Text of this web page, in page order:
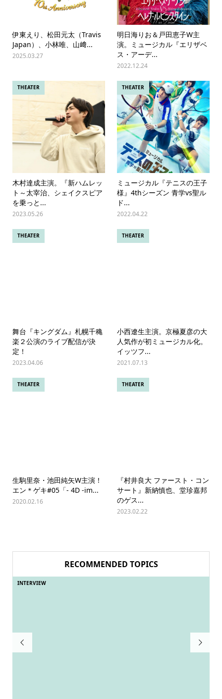
伊東えり、松田元太（Travis
Japan）、小林唯、山﨑...
2025.03.27
明日海りお＆戸田恵子W主
演。ミュージカル『エリザベ
ス・アーデ...
2022.12.24
THEATER
木村達成主演。『新ハムレッ
ト～太宰治、シェイクスピア
を乗っと...
2023.05.26
THEATER
ミュージカル『テニスの王子
様』4thシーズン 青学vs聖ル
ド...
2022.04.22
THEATER
舞台『キングダム』札幌千穐
楽２公演のライブ配信が決
定！
2023.04.06
THEATER
小西遼生主演。京極夏彦の大
人気作が初ミュージカル化。
イッツフ...
2021.07.13
THEATER
生駒里奈・池田純矢W主演！
エン＊ゲキ#05「- 4D -im...
2020.02.16
THEATER
『村井良大 ファースト・コン
サート』新納慎也、堂珍嘉邦
のゲス...
2023.02.22
RECOMMENDED TOPICS

INTERVIEW
